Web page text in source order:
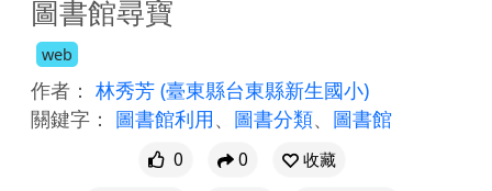
圖書館尋寶
web
作者： 林秀芳 (臺東縣台東縣新生國小)
關鍵字： 圖書館利用、 圖書分類、 圖書館
0 0
收藏